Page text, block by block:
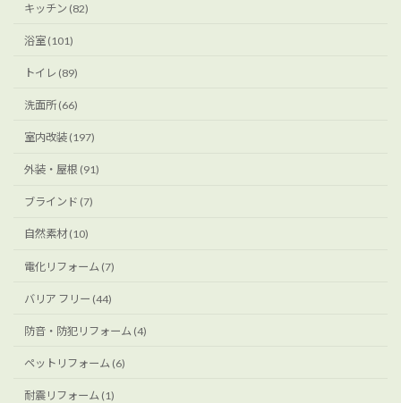
キッチン (82)
浴室 (101)
トイレ (89)
洗面所 (66)
室内改装 (197)
外装・屋根 (91)
ブラインド (7)
自然素材 (10)
電化リフォーム (7)
バリア フリー (44)
防音・防犯リフォーム (4)
ペットリフォーム (6)
耐震リフォーム (1)